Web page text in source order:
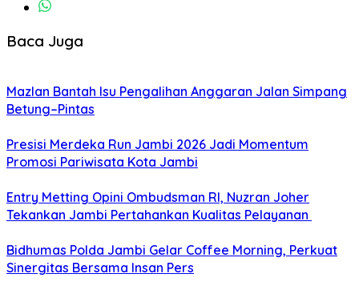
Baca Juga
Mazlan Bantah Isu Pengalihan Anggaran Jalan Simpang
Betung–Pintas
Presisi Merdeka Run Jambi 2026 Jadi Momentum
Promosi Pariwisata Kota Jambi
Entry Metting Opini Ombudsman RI, Nuzran Joher
Tekankan Jambi Pertahankan Kualitas Pelayanan
Bidhumas Polda Jambi Gelar Coffee Morning, Perkuat
Sinergitas Bersama Insan Pers